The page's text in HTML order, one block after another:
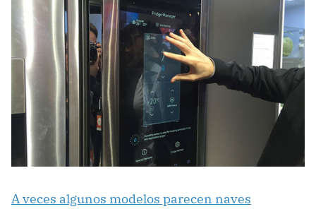
A veces algunos modelos parecen naves